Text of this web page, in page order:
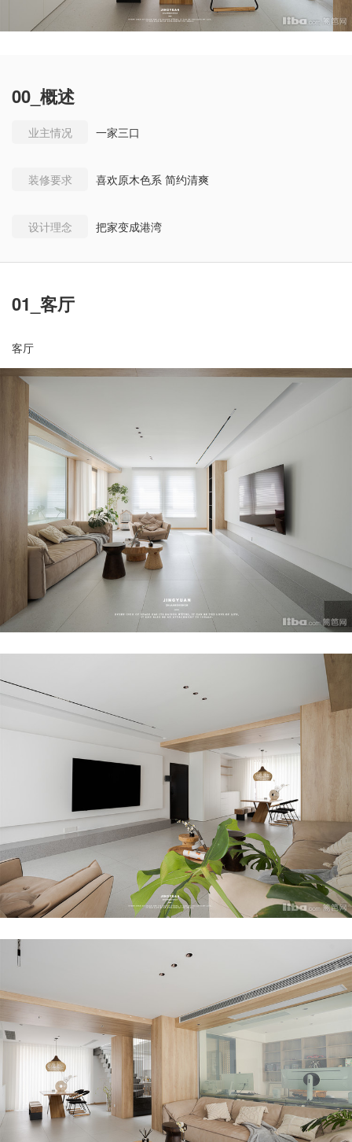
00_概述
业主情况 一家三口
装修要求 喜欢原木色系 简约清爽
设计理念 把家变成港湾
01_客厅
客厅